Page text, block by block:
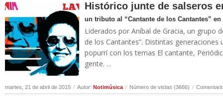
Histórico junte de salseros
un tributo al “Cantante de los Cantantes”
Liderados por Aníbal de Gracia, un grupo
de los Cantantes”. Distintas
popurrí con los temas El cantante,
gente. ...
martes, 21 de abril de 2015 / Autor: Notimúsica / Número de vistas (3666) /